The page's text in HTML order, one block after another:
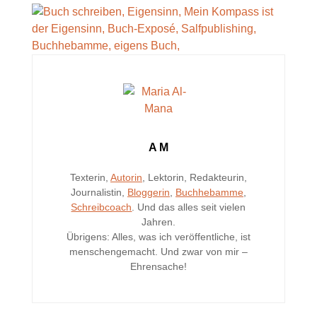
A M
Texterin, Autorin , Lektorin, Redakteurin,
Journalistin, Bloggerin Buchhebamme,
Schreibcoach . Und das alles seit vielen
Jahren.
Übrigens: Alles, was ich veröffentliche, ist
menschengemacht. Und zwar von mir –
Ehrensache!